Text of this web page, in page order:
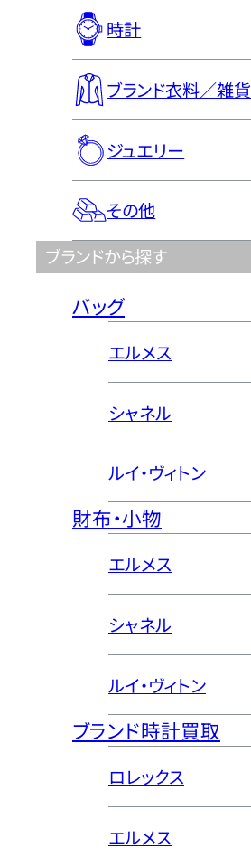
時計
ブランド衣料／雑貨
ジュエリー
その他
ブランドから探す
バッグ
エルメス
シャネル
ルイ・ヴィトン
財布・小物
エルメス
シャネル
ルイ・ヴィトン
ブランド時計買取
ロレックス
エルメス